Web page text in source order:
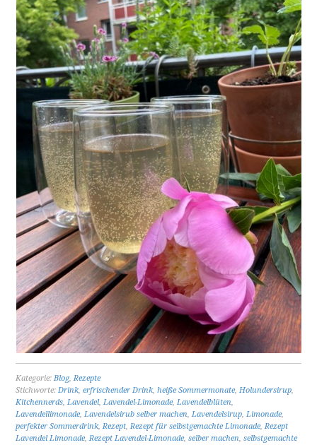
Kategorie:Blog,Rezepte
Stichworte:Drink,erfrischender Drink,heiße Sommermonate,Holundersirup,
Kitchennerds,Lavendel,Lavendel-Limonade,Lavendelblüten,
Lavendellimonade,Lavendelsirub selber machen,Lavendelsirup,Limonade,
perfekter Sommerdrink,Rezept,Rezept für selbstgemachte Limonade,Rezept
Lavendel Limonade,Rezept Lavendel-Limonade,selber machen,selbstgemachte